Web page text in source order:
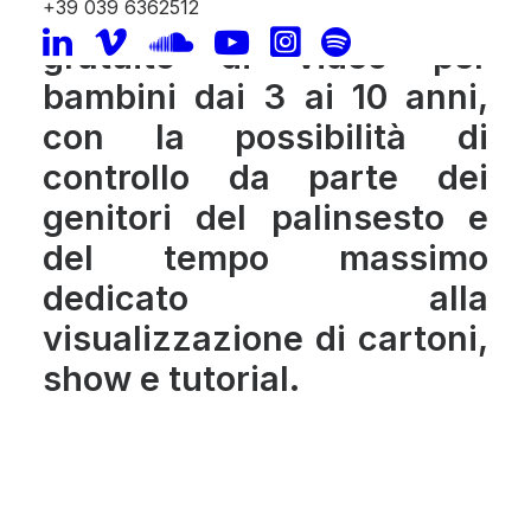
+39 039 6362512
YouTube Kids: un canale
gratuito di video per
bambini dai 3 ai 10 anni,
con la possibilità di
controllo da parte dei
genitori del palinsesto e
del tempo massimo
dedicato alla
visualizzazione di cartoni,
show e tutorial.